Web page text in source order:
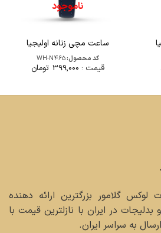
ناموجود
ساعت مچی زنانه اولیجیا
کد محصول:WH-N465
قیمت : 399,000 تومان
لوکس گلامور بزرگترین ارائه دهنده
بدلیجات در ایران با نازلترین قیمت با
به سراسر ایران.